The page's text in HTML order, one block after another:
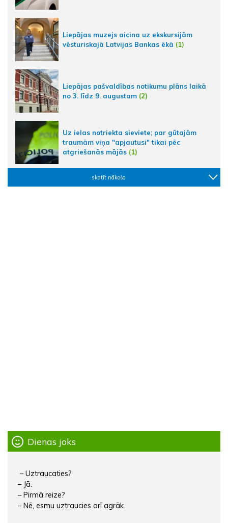
Liepājas muzejs aicina uz ekskursijām
vēsturiskajā Latvijas Bankas ēkā (1)
Liepājas pašvaldības notikumu plāns laikā
no 3. līdz 9. augustam (2)
Uz ielas notriekta sieviete; par gūtajām
traumām viņa "apjautusi" tikai pēc
atgriešanās mājās (1)
skatīt nākošo
Dienas joks
– Uztraucaties?
– Jā.
– Pirmā reize?
– Nē, esmu uztraucies arī agrāk.